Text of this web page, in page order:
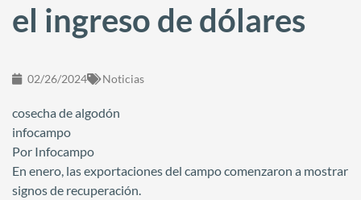
el ingreso de dólares
02/26/2024 Noticias
cosecha de algodón
infocampo
Por Infocampo
En enero, las exportaciones del campo comenzaron a mostrar
signos de recuperación.